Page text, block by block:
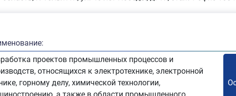
проектов промышленных процессов и
относящихся к электротехнике, электронной
горному делу, химической технологии,